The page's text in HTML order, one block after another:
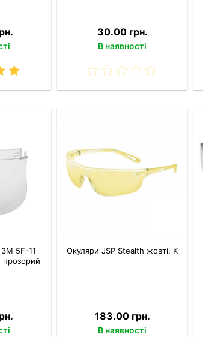
30.00 грн.
В наявності
5F-11
прозорий
Окуляри JSP Stealth жовті, K
183.00 грн.
В наявності